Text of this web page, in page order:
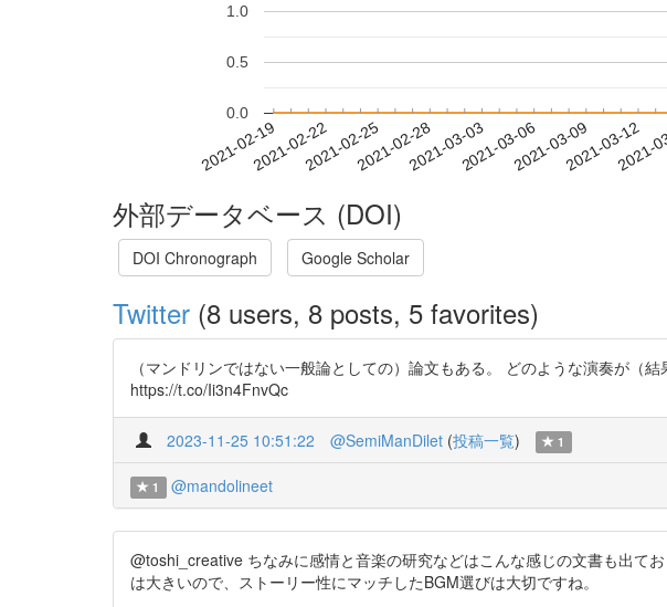
2021-02-192021-02-222021-02-252021-02-282021-03-032021-03-062021-03-092021-03-12
2021-
0.0
0.5
1.0
外部データベース (DOI)
DOI Chronograph Google Scholar
Twitter (8 users, 8 posts, 5 favorites)
（マンドリンではない一般論としての）論文もある。 どのような演奏が（
https://t.co/Ii3n4FnvQc
2023-11-25 10:51:22 @SemiManDilet (投稿一覧) 1
1 @mandolineet
@toshi_creative ちなみに感情と音楽の研究などはこんな感じの文書も出て
は大きいので、ストーリー性にマッチしたBGM選びは大切ですね。